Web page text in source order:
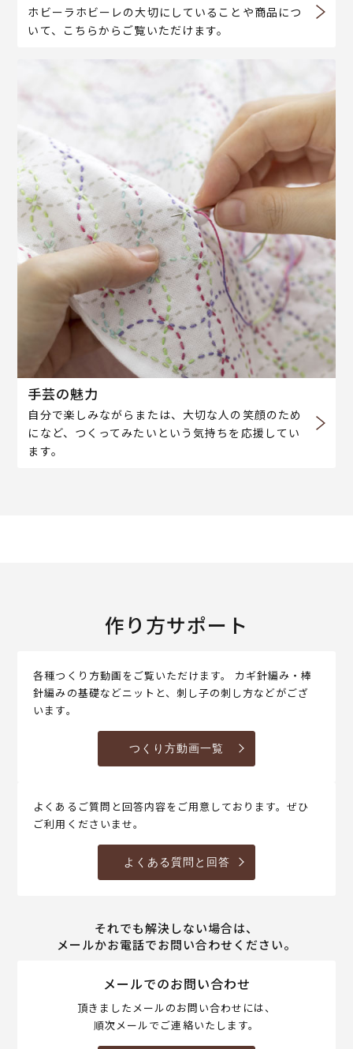
ホビーラホビーレの大切にしていることや商品につ
いて、こちらからご覧いただけます。
手芸の魅力
自分で楽しみながらまたは、大切な人の笑顔のため
になど、つくってみたいという気持ちを応援してい
ます。
作り方サポート
各種つくり方動画をご覧いただけます。 カギ針編み・棒
針編みの基礎などニットと、刺し子の刺し方などがござ
います。
つくり方動画一覧
よくあるご質問と回答内容をご用意しております。ぜひ
ご利用くださいませ。
よくある質問と回答
それでも解決しない場合は、
メールかお電話でお問い合わせください。
メールでのお問い合わせ
頂きましたメールのお問い合わせには、
順次メールでご連絡いたします。